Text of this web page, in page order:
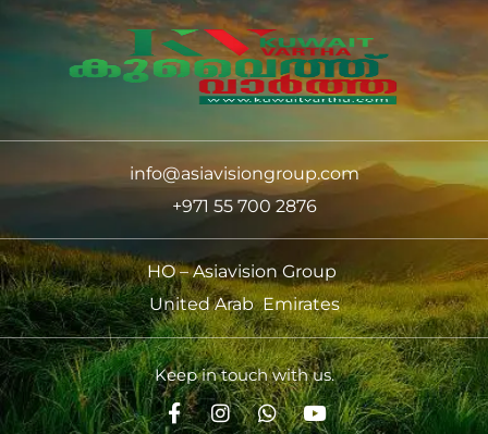
info@asiavisiongroup.com
+971 55 700 2876
HO – Asiavision Group
United Arab Emirates
Keep in touch with us.